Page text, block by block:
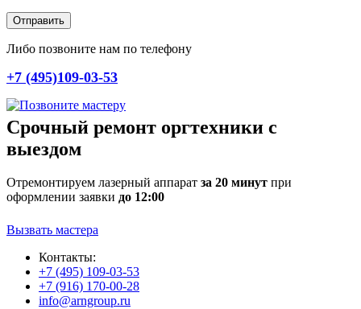
Отправить
Либо позвоните нам по телефону
+7 (495)109-03-53
Срочный ремонт оргтехники с
выездом
Отремонтируем лазерный аппарат за 20 минут при
оформлении заявки до 12:00
Вызвать мастера
Контакты:
+7 (495) 109-03-53
+7 (916) 170-00-28
info@arngroup.ru